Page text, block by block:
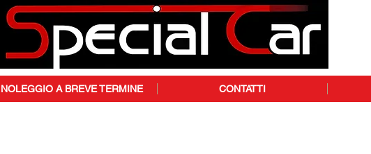
NOLEGGIO A BREVE TERMINE CONTATTI